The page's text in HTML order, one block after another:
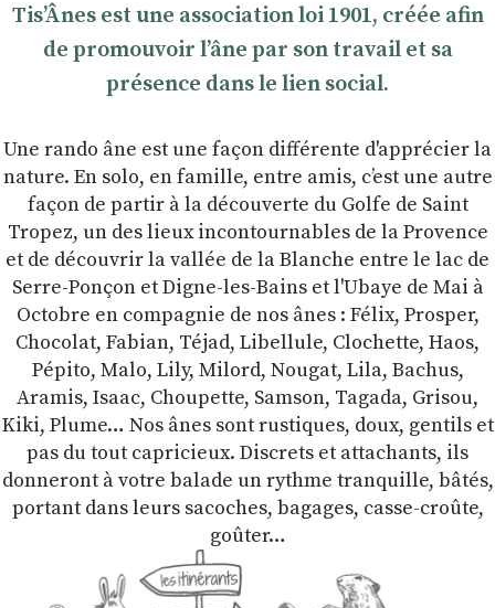
TisʼÂnes est une association loi 1901, créée afin
de promouvoir lʼâne par son travail et sa
présence dans le lien social.
Une rando âne est une façon différente d'apprécier la
nature. En solo, en famille, entre amis, cʼest une autre
façon de partir à la découverte du Golfe de Saint
Tropez, un des lieux incontournables de la Provence
et de découvrir la vallée de la Blanche entre le lac de
Serre-Ponçon et Digne-les-Bains et l'Ubaye de Mai à
Octobre en compagnie de nos ânes : Félix, Prosper,
Chocolat, Fabian, Téjad, Libellule, Clochette, Haos,
Pépito, Malo, Lily, Milord, Nougat, Lila, Bachus,
Aramis, Isaac, Choupette, Samson, Tagada, Grisou,
Kiki, Plume… Nos ânes sont rustiques, doux, gentils et
pas du tout capricieux. Discrets et attachants, ils
donneront à votre balade un rythme tranquille, bâtés,
portant dans leurs sacoches, bagages, casse-croûte,
goûter…